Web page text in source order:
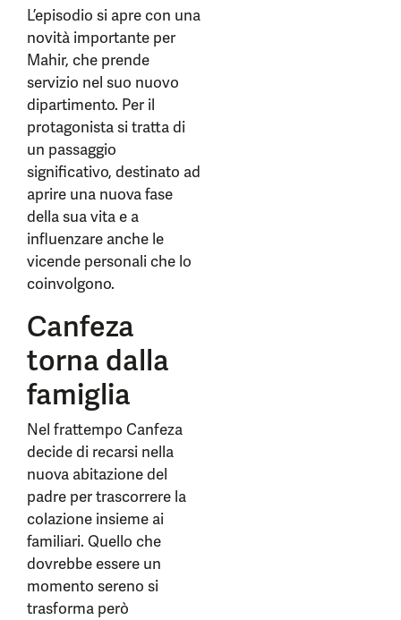
L’episodio si apre con una
novità importante per
Mahir, che prende
servizio nel suo nuovo
dipartimento. Per il
protagonista si tratta di
un passaggio
significativo, destinato ad
aprire una nuova fase
della sua vita e a
influenzare anche le
vicende personali che lo
coinvolgono.
Canfeza
torna dalla
famiglia
Nel frattempo Canfeza
decide di recarsi nella
nuova abitazione del
padre per trascorrere la
colazione insieme ai
familiari. Quello che
dovrebbe essere un
momento sereno si
trasforma però